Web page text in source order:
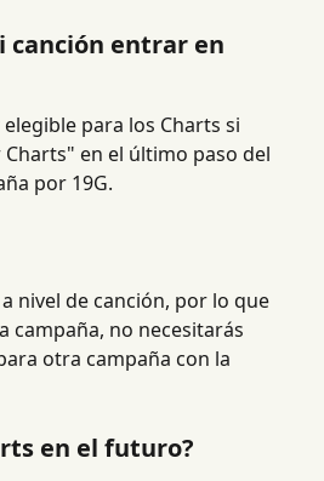
canción entrar en
para los Charts si
en el último paso del
por 19G.
nivel de canción, por lo que
campaña, no necesitarás
otra campaña con la
en el futuro?